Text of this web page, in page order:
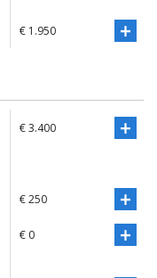
€ 1.950
€ 3.400
€ 250
€ 0